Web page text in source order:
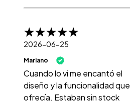
2026-06-25
Mariano
Cuando lo vi me encantó el
diseño y la funcionalidad que
ofrecía. Estaban sin stock